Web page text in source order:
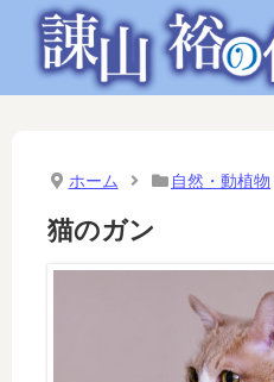
ホーム 自然・動植物
猫のガン